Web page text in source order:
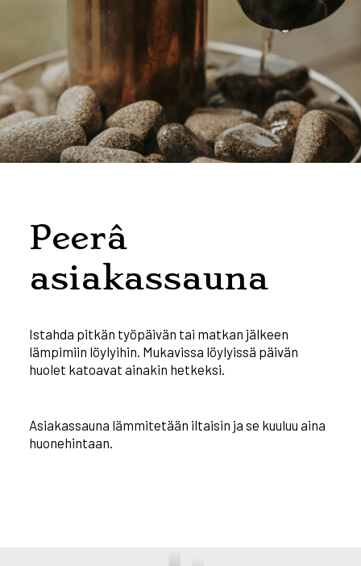
Peerâ
asiakassauna
Istahda pitkän työpäivän tai matkan jälkeen
lämpimiin löylyihin. Mukavissa löylyissä päivän
huolet katoavat ainakin hetkeksi.
Asiakassauna lämmitetään iltaisin ja se kuuluu aina
huonehintaan.